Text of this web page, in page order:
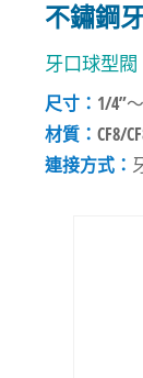
不鏽鋼
牙口球型閥
尺寸： 1/4”
材質： CF8/
連接方式：